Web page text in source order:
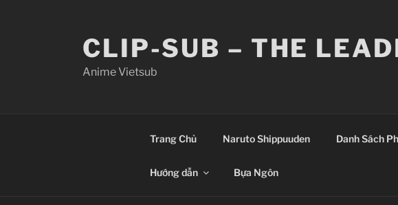
CLIP-SUB – THE
Anime Vietsub
Trang Chủ Naruto Shippuuden Danh Sách
Hướng dẫn Bựa Ngôn